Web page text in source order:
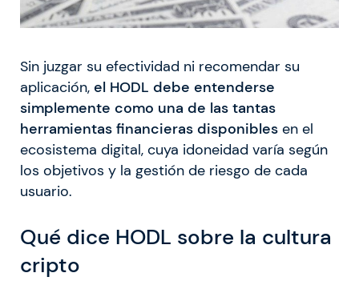
Sin juzgar su efectividad ni recomendar su
aplicación, el HODL debe entenderse
simplemente como una de las tantas
herramientas financieras disponibles en el
ecosistema digital, cuya idoneidad varía según
los objetivos y la gestión de riesgo de cada
usuario.
Qué dice HODL sobre la cultura
cripto